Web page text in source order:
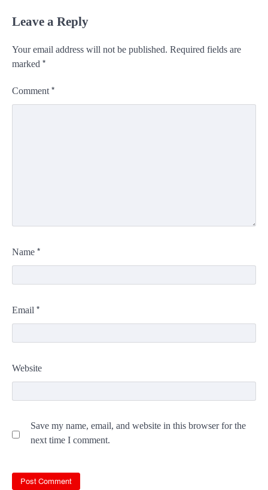
Leave a Reply
Your email address will not be published. Required fields are
marked *
Comment *
Name *
Email *
Website
Save my name, email, and website in this browser for the
next time I comment.